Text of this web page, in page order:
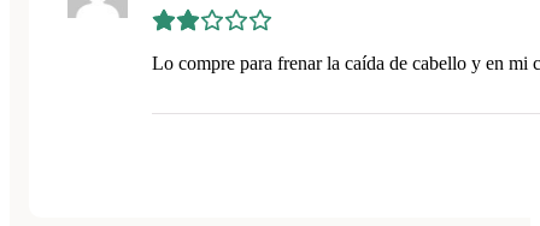
Lo compre para frenar la caída de cabello y en mi